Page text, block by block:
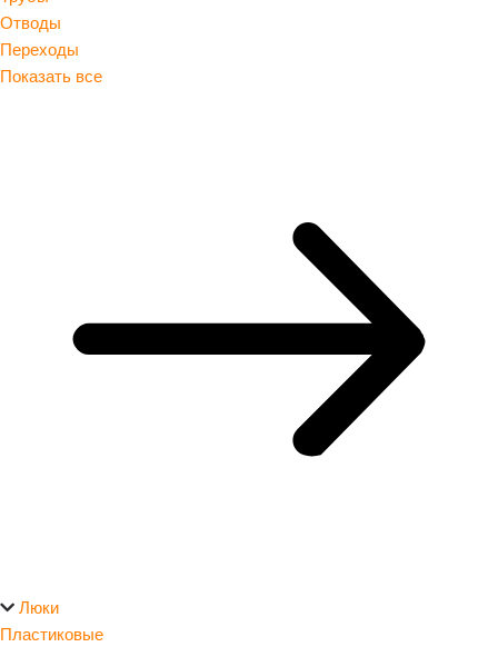
Отводы
Переходы
Показать все
Люки
Пластиковые